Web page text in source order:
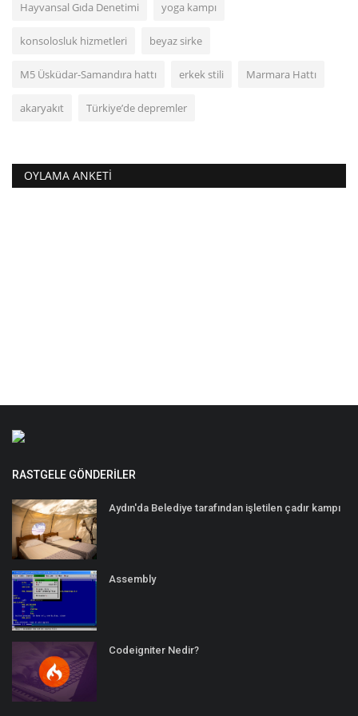
Hayvansal Gıda Denetimi yoga kampı
konsolosluk hizmetleri beyaz sirke
M5 Üsküdar-Samandıra hattı erkek stili Marmara Hattı
akaryakıt Türkiye’de depremler
OYLAMA ANKETI
RASTGELE GÖNDERILER
Aydın'da Belediye tarafından işletilen çadır kampı
Assembly
Codeigniter Nedir?